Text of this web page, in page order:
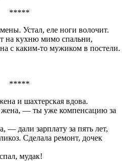
*****
Устал, еле ноги волочит.
на кухню мимо спальни,
с каким-то мужиком в постели.
*****
и шахтерская вдова.
— ты уже компенсацию за
дали зарплату за пять лет,
Сделала ремонт, дочек
мудак!